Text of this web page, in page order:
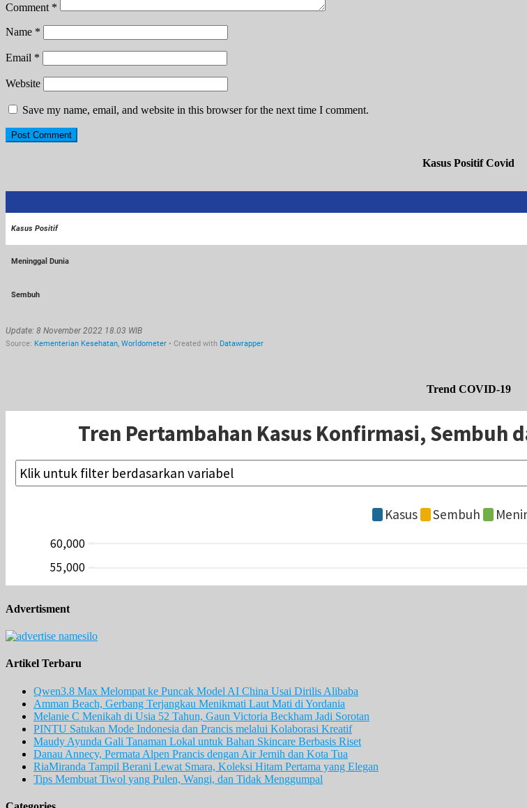
Comment *
Name *
Email *
Website
Save my name, email, and website in this browser for the next time I comment.
Kasus Positif Covid
Trend COVID-19
Advertisment
Artikel Terbaru
Qwen3.8 Max Melompat ke Puncak Model AI China Usai Dirilis Alibaba
Amman Beach, Gerbang Terjangkau Menikmati Laut Mati di Yordania
Melanie C Menikah di Usia 52 Tahun, Gaun Victoria Beckham Jadi Sorotan
PINTU Satukan Mode Indonesia dan Prancis melalui Kolaborasi Kreatif
Maudy Ayunda Gali Tanaman Lokal untuk Bahan Skincare Berbasis Riset
Danau Annecy, Permata Alpen Prancis dengan Air Jernih dan Kota Tua
RiaMiranda Tampil Berani Lewat Smara, Koleksi Hitam Pertama yang Elegan
Tips Membuat Tiwol yang Pulen, Wangi, dan Tidak Menggumpal